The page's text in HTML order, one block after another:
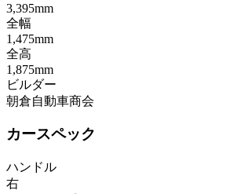
3,395mm
全幅
1,475mm
全高
1,875mm
ビルダー
朝倉自動車商会
カースペック
ハンドル
右